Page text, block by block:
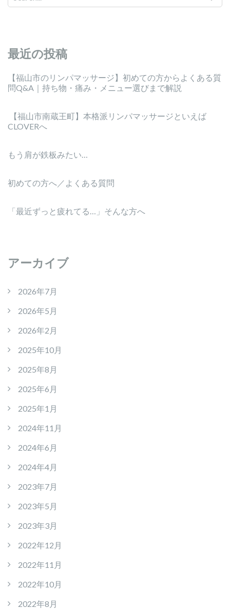
最近の投稿
【福山市のリンパマッサージ】初めての方からよくある質
問Q&A｜持ち物・痛み・メニュー選びまで解説
【福山市南蔵王町】本格派リンパマッサージといえば
CLOVERへ
もう肩が鉄板みたい…
初めての方へ／よくある質問
「最近ずっと疲れてる…」そんな方へ
アーカイブ
2026年7月
2026年5月
2026年2月
2025年10月
2025年8月
2025年6月
2025年1月
2024年11月
2024年6月
2024年4月
2023年7月
2023年5月
2023年3月
2022年12月
2022年11月
2022年10月
2022年8月